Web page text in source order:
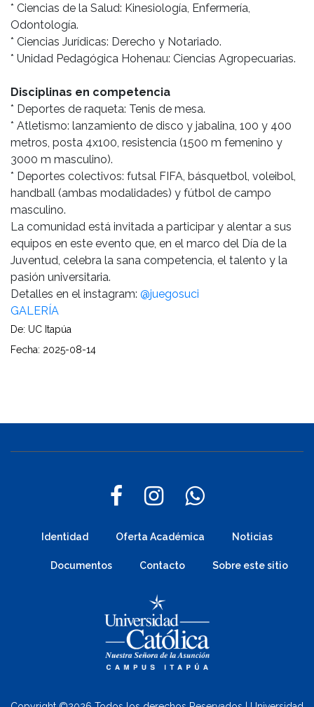
* Ciencias de la Salud: Kinesiología, Enfermería,
Odontología.
* Ciencias Jurídicas: Derecho y Notariado.
* Unidad Pedagógica Hohenau: Ciencias Agropecuarias.
Disciplinas en competencia
* Deportes de raqueta: Tenis de mesa.
* Atletismo: lanzamiento de disco y jabalina, 100 y 400
metros, posta 4x100, resistencia (1500 m femenino y
3000 m masculino).
* Deportes colectivos: futsal FIFA, básquetbol, voleibol,
handball (ambas modalidades) y fútbol de campo
masculino.
La comunidad está invitada a participar y alentar a sus
equipos en este evento que, en el marco del Día de la
Juventud, celebra la sana competencia, el talento y la
pasión universitaria.
Detalles en el instagram: @juegosuci
GALERÍA
De: UC Itapúa
Fecha: 2025-08-14
Identidad Oferta Académica Noticias
Documentos Contacto Sobre este sitio